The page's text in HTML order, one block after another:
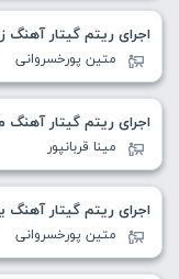
اجرای ریتم گیتار آهنگ
متین پورخسروانی
اجرای ریتم گیتار آهنگ
مینا قربانپور
اجرای ریتم گیتار آهنگ
متین پورخسروانی